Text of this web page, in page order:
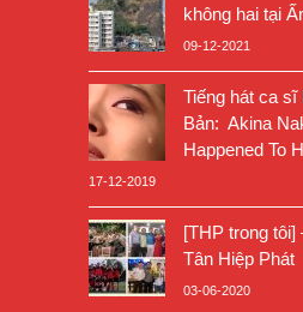
không hai tại
09-12-2021
Tiếng hát ca sĩ
Bản: Akina
Happened To
17-12-2019
[THP trong tôi]
Tân Hiệp Phát
03-06-2020